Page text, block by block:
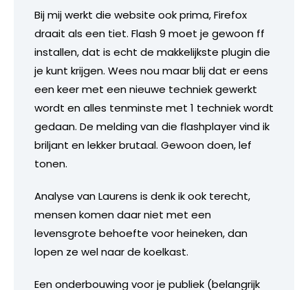
Bij mij werkt die website ook prima, Firefox
draait als een tiet. Flash 9 moet je gewoon ff
installen, dat is echt de makkelijkste plugin die
je kunt krijgen. Wees nou maar blij dat er eens
een keer met een nieuwe techniek gewerkt
wordt en alles tenminste met 1 techniek wordt
gedaan. De melding van die flashplayer vind ik
briljant en lekker brutaal. Gewoon doen, lef
tonen.
Analyse van Laurens is denk ik ook terecht,
mensen komen daar niet met een
levensgrote behoefte voor heineken, dan
lopen ze wel naar de koelkast.
Een onderbouwing voor je publiek (belangrijk